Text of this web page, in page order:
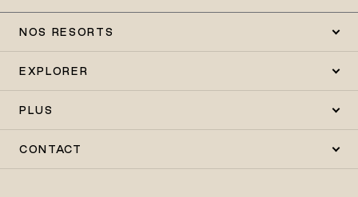
NOS RESORTS
EXPLORER
PLUS
CONTACT